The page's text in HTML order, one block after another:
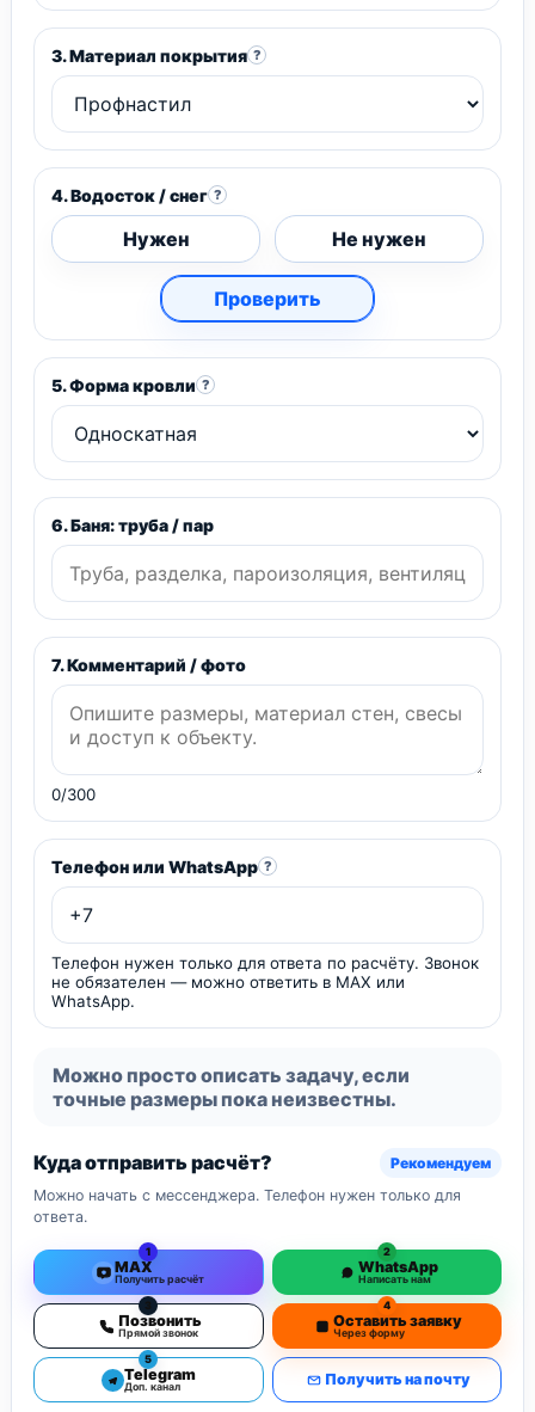
3. Материал покрытия ?
4. Водосток / снег ?
Нужен Не нужен
Проверить
5. Форма кровли ?
6. Баня: труба / пар
7. Комментарий / фото
0/300
Телефон или WhatsApp ?
Телефон нужен только для ответа по расчёту. Звонок
не обязателен — можно ответить в MAX или
WhatsApp.
Можно просто описать задачу, если
точные размеры пока неизвестны.
Куда отправить расчёт?
Рекомендуем
Можно начать с мессенджера. Телефон нужен только для
ответа.
1
MAX
Получить расчёт
2
WhatsApp
Написать нам
3
Позвонить
Прямой звонок
4
Оставить заявку
Через форму
5
Telegram
Доп. канал Получить на почту